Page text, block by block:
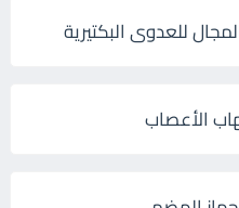
للعدوى البكتيرية